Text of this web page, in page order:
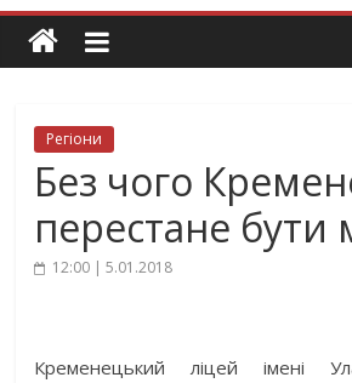
Регіони
Без чого
перестане бути
12:00 | 5.01.2018
Кременецький ліцей імені